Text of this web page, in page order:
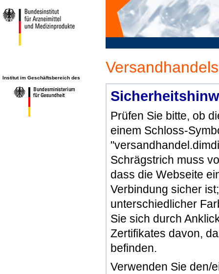
Institut im Geschäftsbereich des
Prüfen Sie bitte, ob
einem Schloss-
Schrägstrich muss
dass die Webseite
Verbindung sicher
unterschiedlicher
Sie sich durch
Zertifikates davon,
befinden.
Verwenden Sie den/